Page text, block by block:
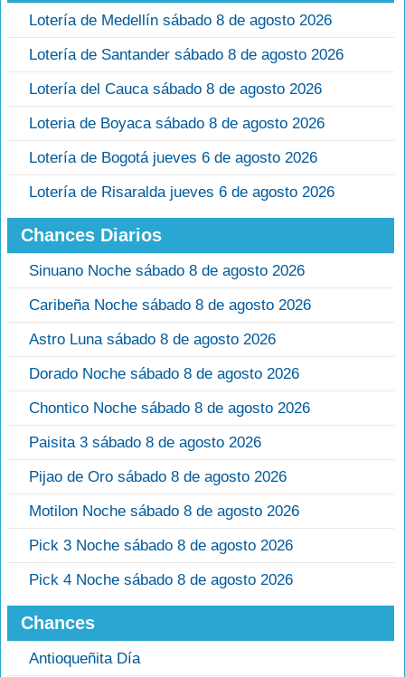
Lotería de Medellín sábado 8 de agosto 2026
Lotería de Santander sábado 8 de agosto 2026
Lotería del Cauca sábado 8 de agosto 2026
Loteria de Boyaca sábado 8 de agosto 2026
Lotería de Bogotá jueves 6 de agosto 2026
Lotería de Risaralda jueves 6 de agosto 2026
Chances Diarios
Sinuano Noche sábado 8 de agosto 2026
Caribeña Noche sábado 8 de agosto 2026
Astro Luna sábado 8 de agosto 2026
Dorado Noche sábado 8 de agosto 2026
Chontico Noche sábado 8 de agosto 2026
Paisita 3 sábado 8 de agosto 2026
Pijao de Oro sábado 8 de agosto 2026
Motilon Noche sábado 8 de agosto 2026
Pick 3 Noche sábado 8 de agosto 2026
Pick 4 Noche sábado 8 de agosto 2026
Chances
Antioqueñita Día